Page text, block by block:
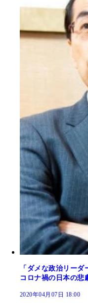
「ダメな政治リー
コロナ禍の日本の悲
2020年04月07日 18:00